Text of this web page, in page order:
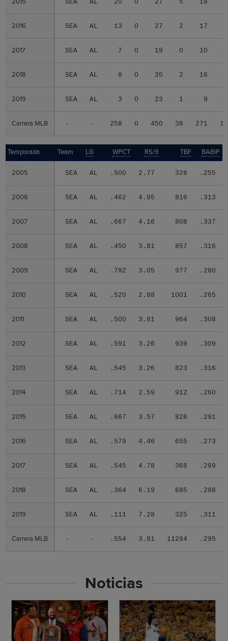
SEA AL 20 0 27 5 18
2016 SEA AL 13 0 27 2 17
2017 SEA AL 7 0 19 0 10
2018 SEA AL 8 0 35 2 16
2019 SEA AL 3 0 23 1 9
Carrera MLB - - 258 0 450 38 271
2016
2017
2018
2019
Carrera MLB
Temporada Team LG WPCT RS/9 TBF BABIP
2005 SEA AL .500 2.77 328 .255
2006 SEA AL .462 4.95 816 .313
2007 SEA AL .667 4.16 808 .337
2008 SEA AL .450 3.81 857 .316
2009 SEA AL .792 3.05 977 .280
2010 SEA AL .520 2.88 1001 .265
2011 SEA AL .500 3.81 964 .308
2012 SEA AL .591 3.26 939 .309
2013 SEA AL .545 3.26 823 .316
2014 SEA AL .714 2.59 912 .260
2015 SEA AL .667 3.57 826 .291
2016 SEA AL .579 4.46 655 .273
2017 SEA AL .545 4.78 368 .289
2018 SEA AL .364 6.19 685 .288
2019 SEA AL .111 7.28 325 .311
Carrera MLB - - .554 3.81 11284 .295
Temporada
2005
2006
2007
2008
2009
2010
2011
2012
2013
2014
2015
2016
2017
2018
2019
Carrera MLB
Noticias